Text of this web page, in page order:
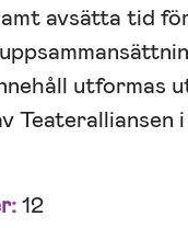
avsätta tid
utformas
Teateralliansen
12